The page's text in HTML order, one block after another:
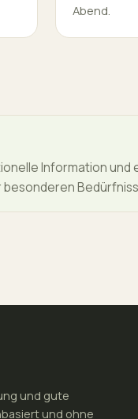
Abend.
Information
und gute
und ohne